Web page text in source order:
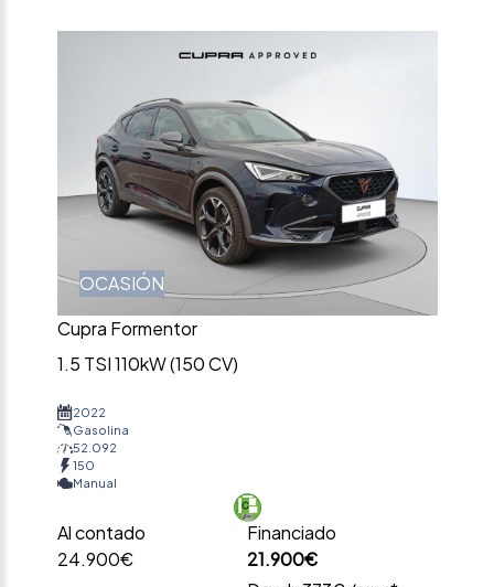
OCASIÓN
Cupra Formentor
1.5 TSI 110kW (150 CV)
2022
Gasolina
52.092
150
Manual
Al contado
24.900€
Financiado
21.900€